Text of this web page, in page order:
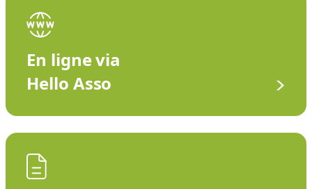
En ligne via
Hello Asso